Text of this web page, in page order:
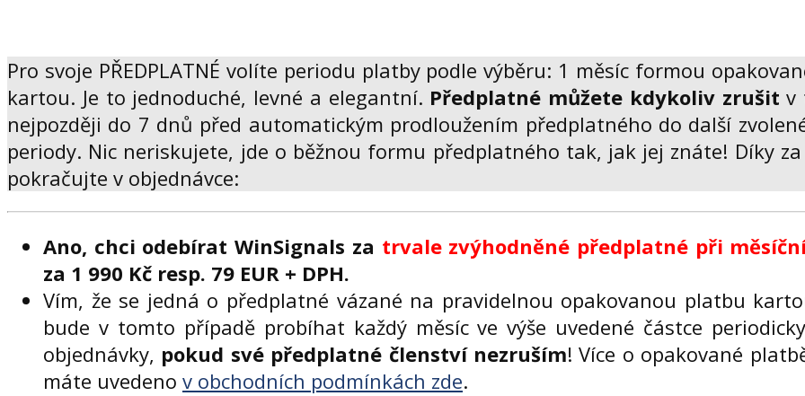
Pro svoje PŘEDPLATNÉ volíte periodu platby podle výběru: 1 měsíc formou
kartou. Je to jednoduché, levné a elegantní. Předplatné můžete kdykoliv zrušit v
nejpozději do 7 dnů před automatickým prodloužením předplatného do další
periody. Nic neriskujete, jde o běžnou formu předplatného tak, jak jej znáte! Díky
pokračujte v objednávce:
Ano, chci odebírat WinSignals za trvale zvýhodněné předplatné při
za 1 990 Kč resp. 79 EUR + DPH.
Vím, že se jedná o předplatné vázané na pravidelnou opakovanou platbu
bude v tomto případě probíhat každý měsíc ve výše uvedené částce
objednávky, pokud své předplatné členství nezruším! Více o opakované
máte uvedeno v obchodních podmínkách zde.